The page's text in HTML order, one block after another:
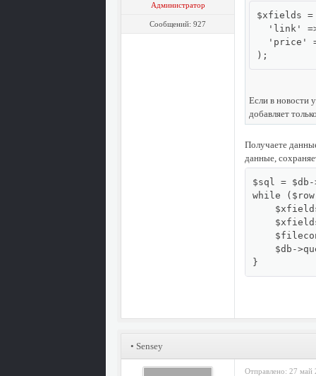
$xfields
'link'
'price'
);
Если в новости
добавляет
Получаете
данные,
$sql = $db-
while
$db-
}
Администратор
Сообщений: 927
• Sensey
Отправлено: 27 май